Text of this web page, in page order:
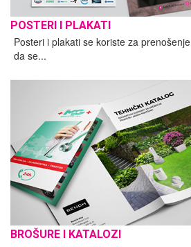
POSTERI I PLAKATI
Posteri i plakati se koriste za
da se...
BROŠURE I KATALOZI